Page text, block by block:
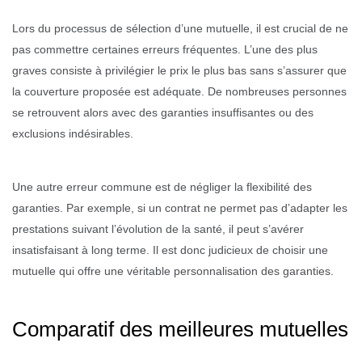
Lors du processus de sélection d’une mutuelle, il est crucial de ne
pas commettre certaines erreurs fréquentes. L’une des plus
graves consiste à privilégier le prix le plus bas sans s’assurer que
la couverture proposée est adéquate. De nombreuses personnes
se retrouvent alors avec des garanties insuffisantes ou des
exclusions indésirables.
Une autre erreur commune est de négliger la flexibilité des
garanties. Par exemple, si un contrat ne permet pas d’adapter les
prestations suivant l’évolution de la santé, il peut s’avérer
insatisfaisant à long terme. Il est donc judicieux de choisir une
mutuelle qui offre une véritable personnalisation des garanties.
Comparatif des meilleures mutuelles